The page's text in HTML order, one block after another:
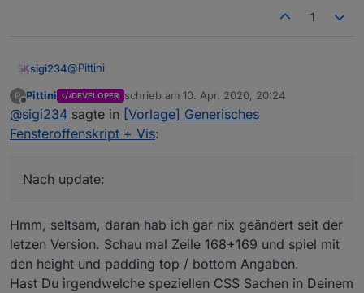
1
sigi234@Pittini
Nach update:
P
Offline
Pittini DEVELOPER schrieb am 10. Apr. 2020, 20:24
zuletzt editiert von
@sigi234 sagte in [Vorlage] Generisches
Fensteroffenskript + Vis:
Nach update:
Hmm, seltsam, daran hab ich gar nix geändert seit der
letzen Version. Schau mal Zeile 168+169 und spiel mit
den height und padding top / bottom Angaben.
Hast Du irgendwelche speziellen CSS Sachen in Deinem